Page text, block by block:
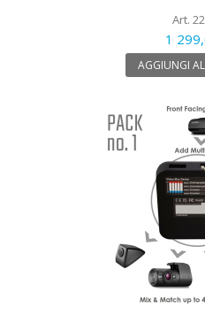
Art.
1
AGGIUNGI